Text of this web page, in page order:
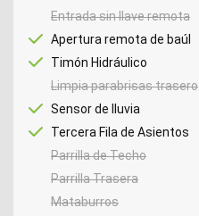
Entrada sin llave remota
Apertura remota de baúl
Timón Hidráulico
Limpia parabrisas trasero
Sensor de lluvia
Tercera Fila de Asientos
Parrilla de Techo
Parrilla Trasera
Mataburros